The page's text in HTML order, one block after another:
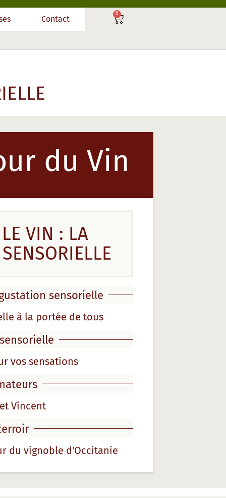
Contact
0
du Vin
VIN : LA
sensorielle
à la portée de tous
vos sensations
Vincent
du vignoble d'Occitanie